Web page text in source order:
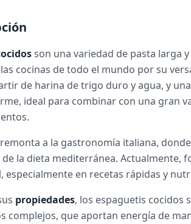
son una variedad de pasta larga
cocinas de todo el mundo por su
de harina de trigo duro y agua, y
ideal para combinar con una gran
a la gastronomía italiana,
la dieta mediterránea. Actualmente,
especialmente en recetas rápidas y
propiedades, los espaguetis cocidos
complejos, que aportan energía de